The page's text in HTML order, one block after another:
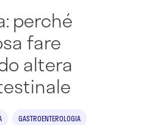
perché
fare
altera
GASTROENTEROLOGIA